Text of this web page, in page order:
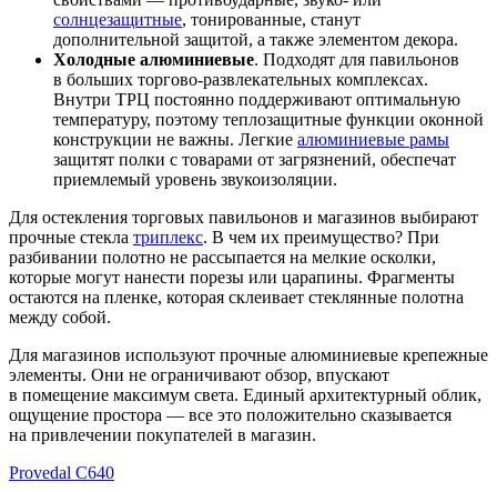
солнцезащитные, тонированные, станут
дополнительной защитой, а также элементом декора.
Холодные алюминиевые. Подходят для павильонов
в больших торгово-развлекательных комплексах.
Внутри ТРЦ постоянно поддерживают оптимальную
температуру, поэтому теплозащитные функции оконной
конструкции не важны. Легкие алюминиевые рамы
защитят полки с товарами от загрязнений, обеспечат
приемлемый уровень звукоизоляции.
Для остекления торговых павильонов и магазинов выбирают
прочные стекла триплекс. В чем их преимущество? При
разбивании полотно не рассыпается на мелкие осколки,
которые могут нанести порезы или царапины. Фрагменты
остаются на пленке, которая склеивает стеклянные полотна
между собой.
Для магазинов используют прочные алюминиевые крепежные
элементы. Они не ограничивают обзор, впускают
в помещение максимум света. Единый архитектурный облик,
ощущение простора — все это положительно сказывается
на привлечении покупателей в магазин.
Provedal C640